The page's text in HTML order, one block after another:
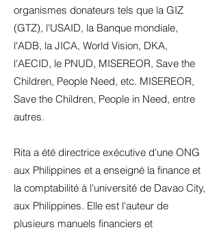
organismes donateurs tels que la GIZ
(GTZ), l'USAID, la Banque mondiale,
l'ADB, la JICA, World Vision, DKA,
l'AECID, le PNUD, MISEREOR, Save the
Children, People Need, etc. MISEREOR,
Save the Children, People in Need, entre
autres.
Rita a été directrice exécutive d'une ONG
aux Philippines et a enseigné la finance et
la comptabilité à l'université de Davao City,
aux Philippines. Elle est l'auteur de
plusieurs manuels financiers et